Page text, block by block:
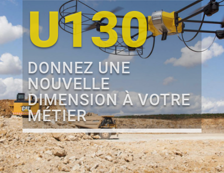
U130
DONNEZ UNE
NOUVELLE
DIMENSION À VOTRE
MÉTIER